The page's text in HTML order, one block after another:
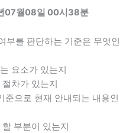
07월08일 00시38분
부를 판단하는 기준은 무엇인
요소가 있는지
차가 있는지
으로 현재 안내되는 내용인
부분이 있는지